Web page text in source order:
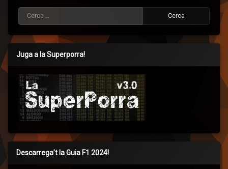
Cerca:
Juga a la Superporra!
Descarrega’t la Guia F1 2024!